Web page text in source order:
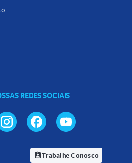
REDES SOCIAIS
assignment_indTrabalhe Conosco